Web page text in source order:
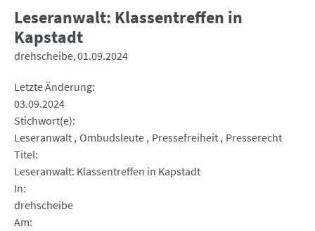
Leseranwalt: Klassentreffen in
Kapstadt
drehscheibe 01.09.2024
Letzte Änderung
03.09.2024
Stichwort(e)
Leseranwalt Ombudsleute Pressefreiheit Presserecht
Titel
Leseranwalt: Klassentreffen in Kapstadt
In
drehscheibe
Am